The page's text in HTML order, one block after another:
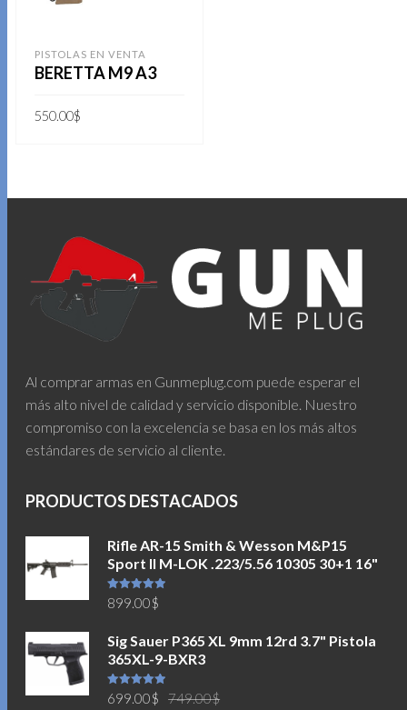
PISTOLAS EN VENTA
BERETTA M9 A3
550.00$
Al comprar armas en Gunmeplug.com puede esperar el
más alto nivel de calidad y servicio disponible. Nuestro
compromiso con la excelencia se basa en los más altos
estándares de servicio al cliente.
PRODUCTOS DESTACADOS
Rifle AR-15 Smith & Wesson M&P15
Sport II M-LOK .223/5.56 10305 30+1 16"
Valorado en
5.00de 5
899.00$
Sig Sauer P365 XL 9mm 12rd 3.7" Pistola
365XL-9-BXR3
Valorado en
5.00de 5 749.00$
699.00$